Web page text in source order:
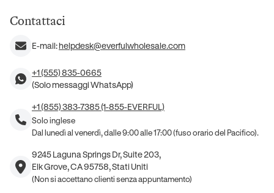
Contattaci
E-mail:helpdesk@everfulwholesale.com
+1 (555) 835-0665
(Solo messaggi WhatsApp)
+1 (855) 383-7385 (1-855-EVERFUL)
Solo inglese
Dal lunedì al venerdì, dalle 9:00 alle 17:00 (fuso orario del Pacifico).
9245 Laguna Springs Dr, Suite 203,
Elk Grove, CA 95758, Stati Uniti
(Non si accettano clienti senza appuntamento)